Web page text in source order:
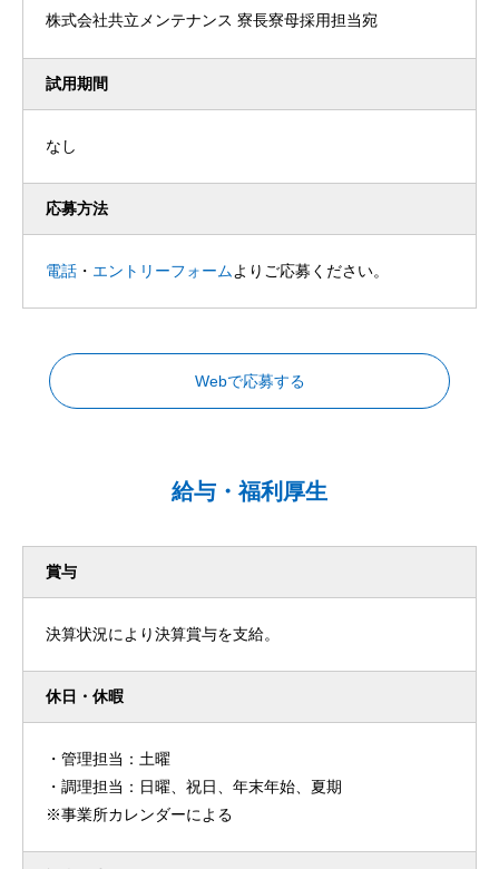
株式会社共立メンテナンス 寮長寮母採用担当宛
試用期間
なし
応募方法
電話 ・ エントリーフォームよりご応募ください。
Webで応募する
給与・福利厚生
賞与
決算状況により決算賞与を支給。
休日・休暇
・管理担当：土曜
・調理担当：日曜、祝日、年末年始、夏期
※事業所カレンダーによる